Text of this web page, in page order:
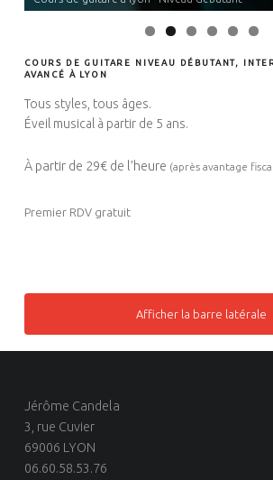
COURS DE GUITARE NIVEAU DÉBUTANT,
AVANCÉ À LYON
Tous styles, tous âges.
Éveil musical à partir de 5 ans.
À partir de 29€ de l’heure (après avantage
Premier RDV gratuit
Afficher la barre latérale
Jérôme Candela
3, rue Cuvier
69006 LYON
06.60.58.53.76